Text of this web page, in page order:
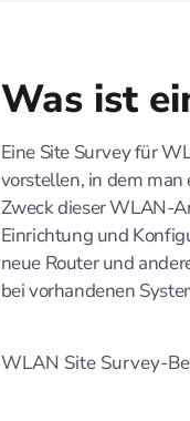
Was ist
Eine Site Survey für
vorstellen, in dem
Zweck dieser WLAN-
Einrichtung und
neue Router und
bei vorhandenen
WLAN Site Survey-